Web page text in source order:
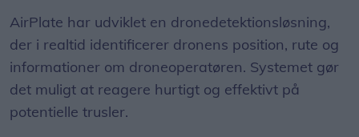
AirPlate har udviklet en dronedetektionsløsning,
der i realtid identificerer dronens position, rute og
informationer om droneoperatøren. Systemet gør
det muligt at reagere hurtigt og effektivt på
potentielle trusler.